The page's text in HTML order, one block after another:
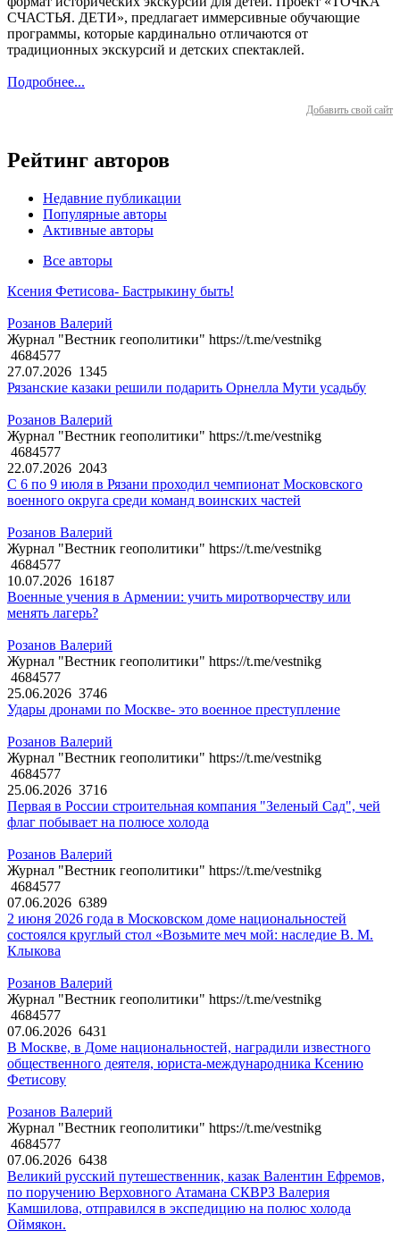
СЧАСТЬЯ. ДЕТИ», предлагает иммерсивные обучающие
программы, которые кардинально отличаются от
традиционных экскурсий и детских спектаклей.
Подробнее...
Добавить свой сайт
Рейтинг авторов
Недавние публикации
Популярные авторы
Активные авторы
Все авторы
Ксения Фетисова- Бастрыкину быть!
Розанов Валерий
Журнал "Вестник геополитики" https://t.me/vestnikg
4684577
27.07.2026 1345
Рязанские казаки решили подарить Орнелла Мути усадьбу
Розанов Валерий
Журнал "Вестник геополитики" https://t.me/vestnikg
4684577
22.07.2026 2043
С 6 по 9 июля в Рязани проходил чемпионат Московского
военного округа среди команд воинских частей
Розанов Валерий
Журнал "Вестник геополитики" https://t.me/vestnikg
4684577
10.07.2026 16187
Военные учения в Армении: учить миротворчеству или
менять лагерь?
Розанов Валерий
Журнал "Вестник геополитики" https://t.me/vestnikg
4684577
25.06.2026 3746
Удары дронами по Москве- это военное преступление
Розанов Валерий
Журнал "Вестник геополитики" https://t.me/vestnikg
4684577
25.06.2026 3716
Первая в России строительная компания "Зеленый Сад", чей
флаг побывает на полюсе холода
Розанов Валерий
Журнал "Вестник геополитики" https://t.me/vestnikg
4684577
07.06.2026 6389
2 июня 2026 года в Московском доме национальностей
состоялся круглый стол «Возьмите меч мой: наследие В. М.
Клыкова
Розанов Валерий
Журнал "Вестник геополитики" https://t.me/vestnikg
4684577
07.06.2026 6431
В Москве, в Доме национальностей, наградили известного
общественного деятеля, юриста-международника Ксению
Фетисову
Розанов Валерий
Журнал "Вестник геополитики" https://t.me/vestnikg
4684577
07.06.2026 6438
Великий русский путешественник, казак Валентин Ефремов,
по поручению Верховного Атамана СКВРЗ Валерия
Камшилова, отправился в экспедицию на полюс холода
Оймякон.